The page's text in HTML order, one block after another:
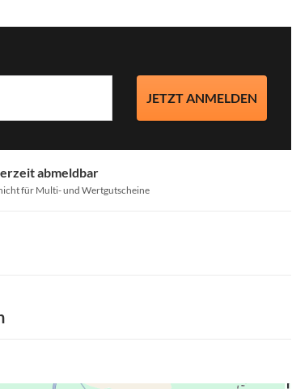
JETZT ANMELDEN
abmeldbar
für Multi- und Wertgutscheine